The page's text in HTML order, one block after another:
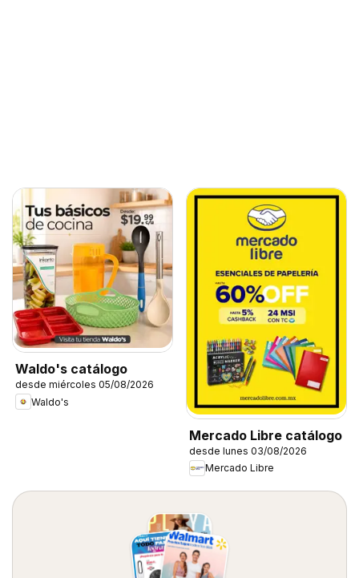
Waldo's catálogo
desde miércoles 05/08/2026
Waldo's
Mercado Libre catálogo
desde lunes 03/08/2026
Mercado Libre